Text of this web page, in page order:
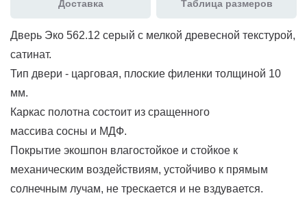
Доставка Таблица размеров
Дверь Эко 562.12 серый с мелкой древесной текстурой,
сатинат.
Тип двери - царговая, плоские филенки толщиной 10
мм.
Каркас полотна состоит из сращенного
массива сосны и МДФ.
Покрытие экошпон влагостойкое и стойкое к
механическим воздействиям, устойчиво к прямым
солнечным лучам, не трескается и не вздувается.